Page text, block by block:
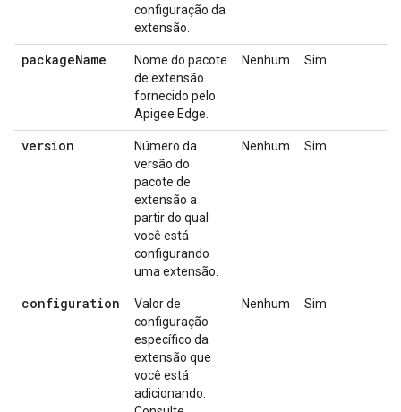
configuração da
extensão.
packageName
Nome do pacote
de extensão
fornecido pelo
Apigee Edge.
Nenhum Sim
version
Número da
versão do
pacote de
extensão a
partir do qual
você está
configurando
uma extensão.
Nenhum Sim
configuration
Valor de
configuração
específico da
extensão que
você está
adicionando.
Nenhum Sim